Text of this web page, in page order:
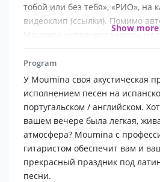
тобой или без тебя», «РИО»,
видеоклип (ссылки). Помимо
Moumina исполняет каверы на
исполнителей, как: Shakira,
Houston, Sia, Mandy Moore, Lisa
Etta James, Joss Stone,Руслана,
У Moumina своя акустическая
исполнением песен на
португальском / английском.
вашем вечере была легкая,
атмосфера? Moumina с
гитаристом обеспечит вам и
прекрасный праздник под
Show more
Program
У Moumina своя акустическая
исполнением песен на
португальском / английском.
вашем вечере была легкая,
атмосфера? Moumina с
гитаристом обеспечит вам и
прекрасный праздник под
песни.